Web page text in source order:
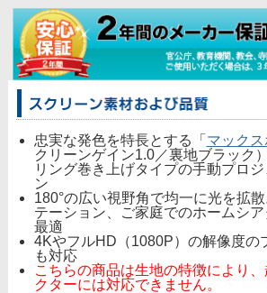
忠実な発色を特長とする「 マック
クリーンゲイン1.0／裏地ブラック
リング巻き上げタイプの手動プロ
ン
180°の広い視野角で均一に光を拡
テーション、ご家庭でのホームシ
最適
4KやフルHD（1080P）の解像度の
も対応
こちらの商品は生地の特徴により
クターには対応できません。